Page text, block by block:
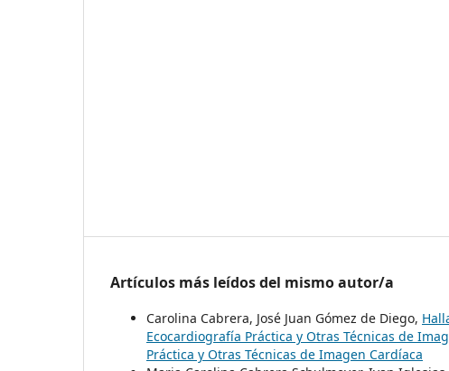
Artículos más leídos del mismo autor/a
Carolina Cabrera, José Juan Gómez de Diego,
Ecocardiografía Práctica y Otras Técnicas de
Práctica y Otras Técnicas de Imagen Cardíaca